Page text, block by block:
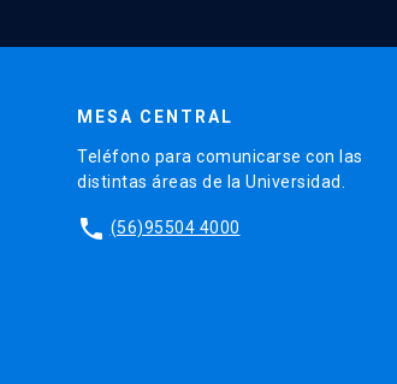
MESA CENTRAL
Teléfono para comunicarse con las
distintas áreas de la Universidad.
phone (56)95504 4000